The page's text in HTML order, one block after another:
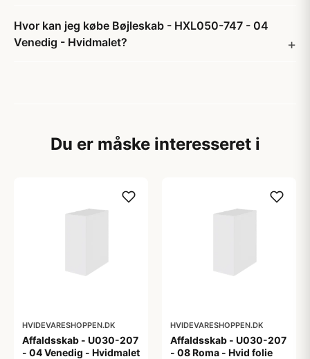
Hvor kan jeg købe Bøjleskab - HXL050-747 - 04
Venedig - Hvidmalet?
Du er måske interesseret i
HVIDEVARESHOPPEN.DK
Affaldsskab - U030-207
- 04 Venedig - Hvidmalet
HVIDEVARESHOPPEN.DK
Affaldsskab - U030-207
- 08 Roma - Hvid folie